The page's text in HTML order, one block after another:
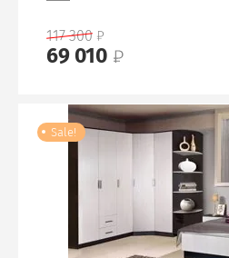
117 300
69 010
Sale!